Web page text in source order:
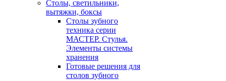
Cтолы, светильники,
вытяжки, боксы
Столы зубного
техника серии
МАСТЕР. Стулья.
Элементы системы
хранения
Готовые решения для
столов зубного